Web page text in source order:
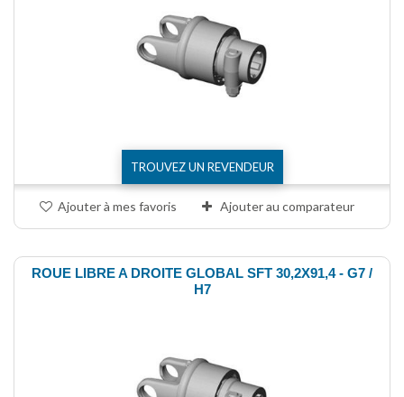
TROUVEZ UN REVENDEUR
Ajouter à mes favoris Ajouter au comparateur
ROUE LIBRE A DROITE GLOBAL SFT 30,2X91,4 - G7 /
H7